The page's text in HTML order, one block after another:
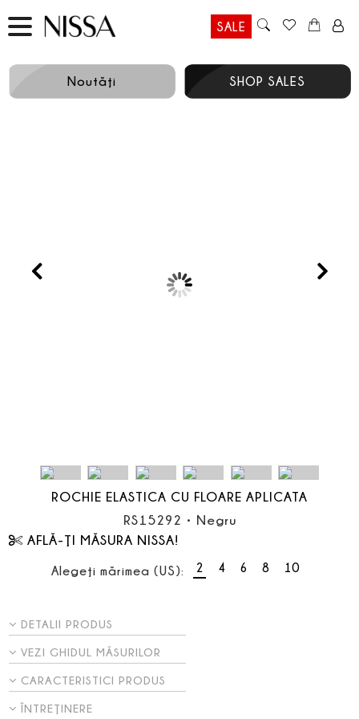
SALE
Noutăţi SHOP SALES
Prev
ROCHIE ELASTICA CU FLOARE APLICATA
RS15292 • Negru
AFLĂ-ŢI MĂSURA NISSA!
Alegeţi mărimea (US): 2 4 6 8 10
DETALII PRODUS
VEZI GHIDUL MĂSURILOR
CARACTERISTICI PRODUS
ÎNTREŢINERE